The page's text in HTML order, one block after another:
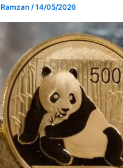
Ramzan/14/05/2026